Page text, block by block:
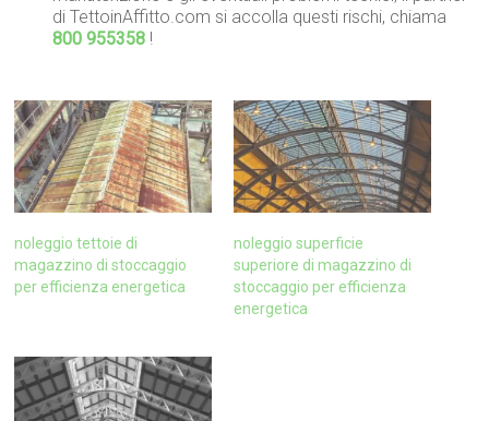
di TettoinAffitto.com si accolla questi rischi, chiama
800 955358 !
noleggio tettoie di
magazzino di stoccaggio
per efficienza energetica
noleggio superficie
superiore di magazzino di
stoccaggio per efficienza
energetica